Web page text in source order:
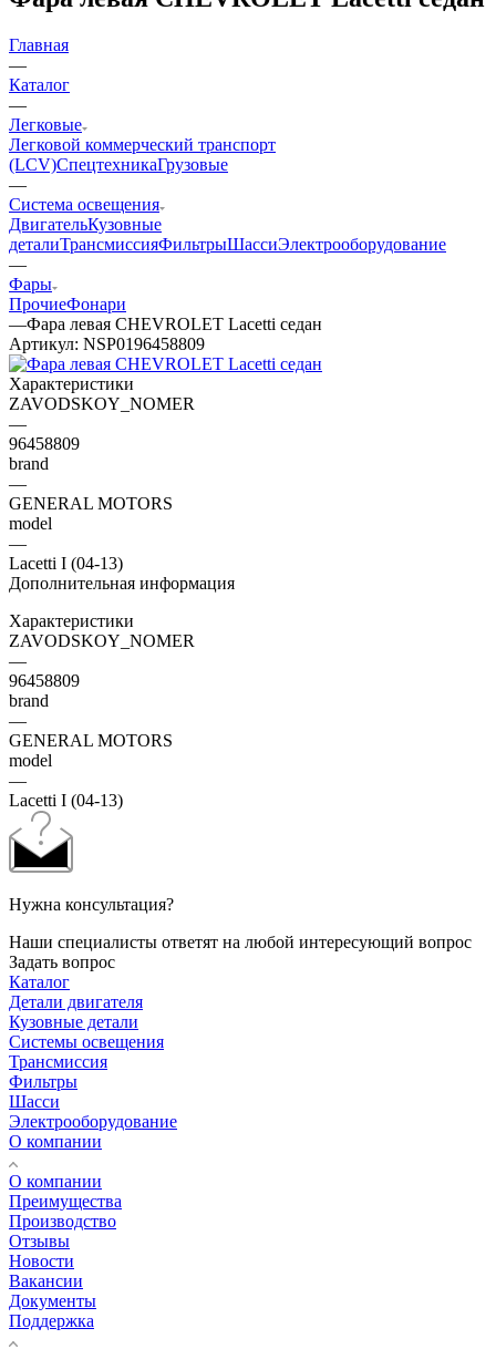
Главная
—
Каталог
—
Легковые
Легковой коммерческий транспорт
(LCV)СпецтехникаГрузовые
—
Система освещения
ДвигательКузовные
деталиТрансмиссияФильтрыШассиЭлектрооборудование
—
Фары
ПрочиеФонари
—Фара левая CHEVROLET Lacetti седан
Артикул: NSP0196458809
Характеристики
ZAVODSKOY_NOMER
—
96458809
brand
—
GENERAL MOTORS
model
—
Lacetti I (04-13)
Дополнительная информация
Характеристики
ZAVODSKOY_NOMER
—
96458809
brand
—
GENERAL MOTORS
model
—
Lacetti I (04-13)
Нужна консультация?
Наши специалисты ответят на любой интересующий вопрос
Задать вопрос
Каталог
Детали двигателя
Кузовные детали
Системы освещения
Трансмиссия
Фильтры
Шасси
Электрооборудование
О компании
О компании
Преимущества
Производство
Отзывы
Новости
Вакансии
Документы
Поддержка